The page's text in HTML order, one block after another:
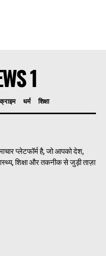
1
धर्म शिक्षा
प्लेटफॉर्म है, जो आपको देश,
शिक्षा और तकनीक से जुड़ी ताज़ा